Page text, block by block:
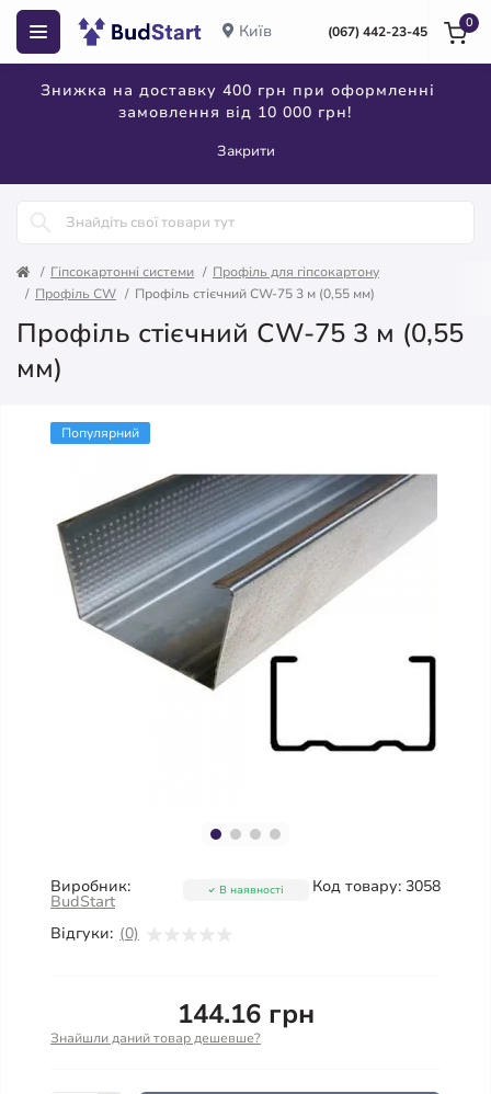
Київ (067) 442-23-45
Знижка на доставку 400 грн при оформленні
замовлення від 10 000 грн!
Закрити
0
Гіпсокартонні системи
Профіль для гіпсокартону
Профіль CW
Профіль стієчний CW-75 3 м (0,55 мм)
Профіль стієчний CW-75 3 м (0,55
мм)
Популярний
Виробник:
BudStart
Код товару: 3058
Відгуки: (0)
В наявності
144.16 грн
Знайшли даний товар дешевше?